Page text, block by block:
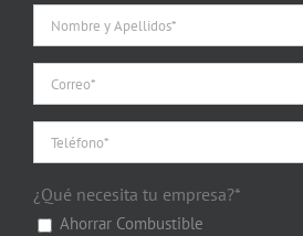
¿Qué necesita tu empresa?*
Ahorrar Combustible